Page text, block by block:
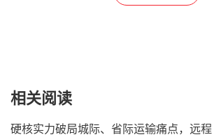
相关阅读
硬核实力破局城际、省际运输痛点，远程